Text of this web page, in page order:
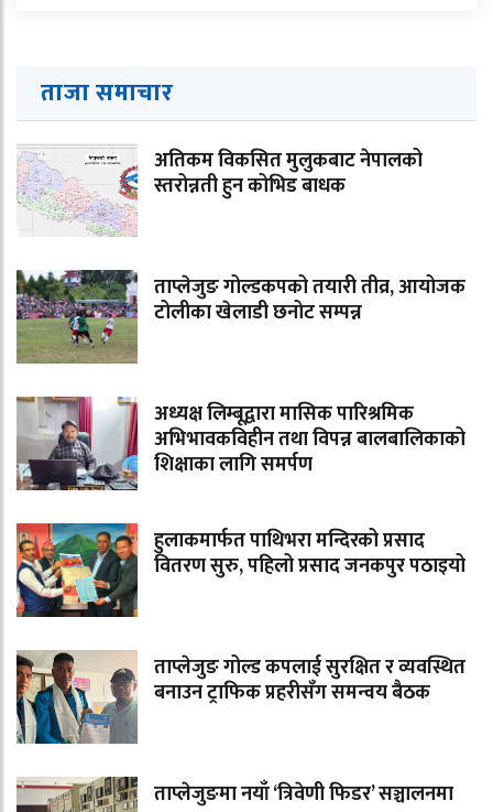
ताजा समाचार
अतिकम विकसित मुलुकबाट नेपालको
स्तरोन्नती हुन कोभिड बाधक
ताप्लेजुङ गोल्डकपको तयारी तीव्र, आयोजक
टोलीका खेलाडी छनोट सम्पन्न
अध्यक्ष लिम्बूद्वारा मासिक पारिश्रमिक
अभिभावकविहीन तथा विपन्न बालबालिकाको
शिक्षाका लागि समर्पण
हुलाकमार्फत पाथिभरा मन्दिरको प्रसाद
वितरण सुरु, पहिलो प्रसाद जनकपुर पठाइयो
ताप्लेजुङ गोल्ड कपलाई सुरक्षित र व्यवस्थित
बनाउन ट्राफिक प्रहरीसँग समन्वय बैठक
ताप्लेजुङमा नयाँ ‘त्रिवेणी फिडर’ सञ्चालनमा